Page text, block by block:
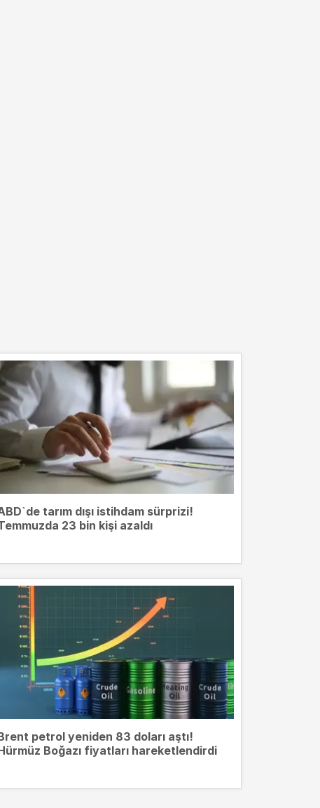
tarım dışı istihdam sürprizi!
23 bin kişi azaldı
petrol yeniden 83 doları aştı!
Boğazı fiyatları hareketlendirdi